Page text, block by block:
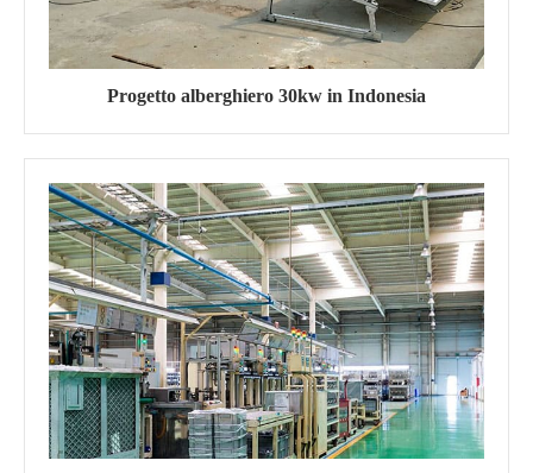
Progetto alberghiero 30kw in Indonesia